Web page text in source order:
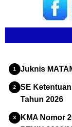
Juknis
SE
Tahun 2026
KMA Nomor